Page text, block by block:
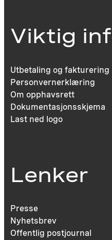
Viktig
Utbetaling og fakturering
Personvernerklæring
Om opphavsrett
Dokumentasjonsskjema
Last ned logo
Lenker
Presse
Nyhetsbrev
Offentlig postjournal